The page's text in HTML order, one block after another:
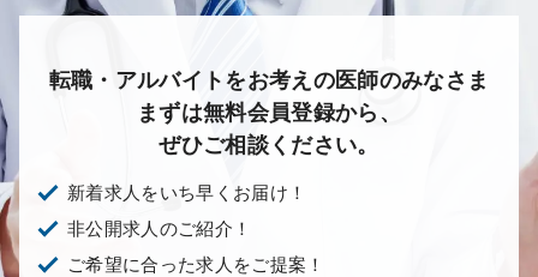
転職・アルバイトをお考えの医師のみなさま
まずは無料会員登録から、
ぜひご相談ください。
新着求人をいち早くお届け！
非公開求人のご紹介！
ご希望に合った求人をご提案！